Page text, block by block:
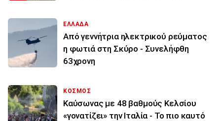
ΕΛΛΑΔΑ
Από γεννήτρια ηλεκτρικού ρεύματος
η φωτιά στη Σκύρο - Συνελήφθη
63χρονη
ΚΟΣΜΟΣ
Καύσωνας με 48 βαθμούς Κελσίου
«γονατίζει» την Ιταλία - Το πιο καυτό